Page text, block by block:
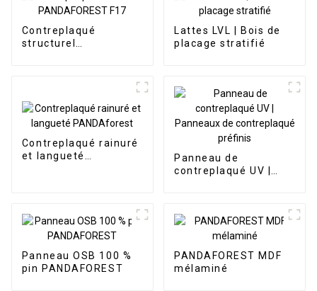
Contreplaqué
structurel
Lattes LVL | Bois de
placage stratifié
Contreplaqué rainuré
et langueté
Panneau de
contreplaqué UV |
Panneau OSB 100 %
pin PANDAFOREST
PANDAFOREST MDF
mélaminé